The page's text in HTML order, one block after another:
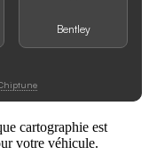
cartographie est
votre véhicule.